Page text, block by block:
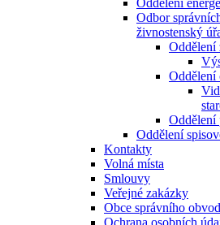
Oddělení
Odbor
živnostenský
Oddělení
Oddělení
Oddělení
Oddělení
Kontakty
Volná místa
Smlouvy
Veřejné zakázky
Obce správního